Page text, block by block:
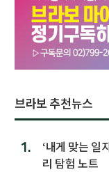
브라보 추천뉴스
1.
‘내게 맞는 일
리 탐험 노트